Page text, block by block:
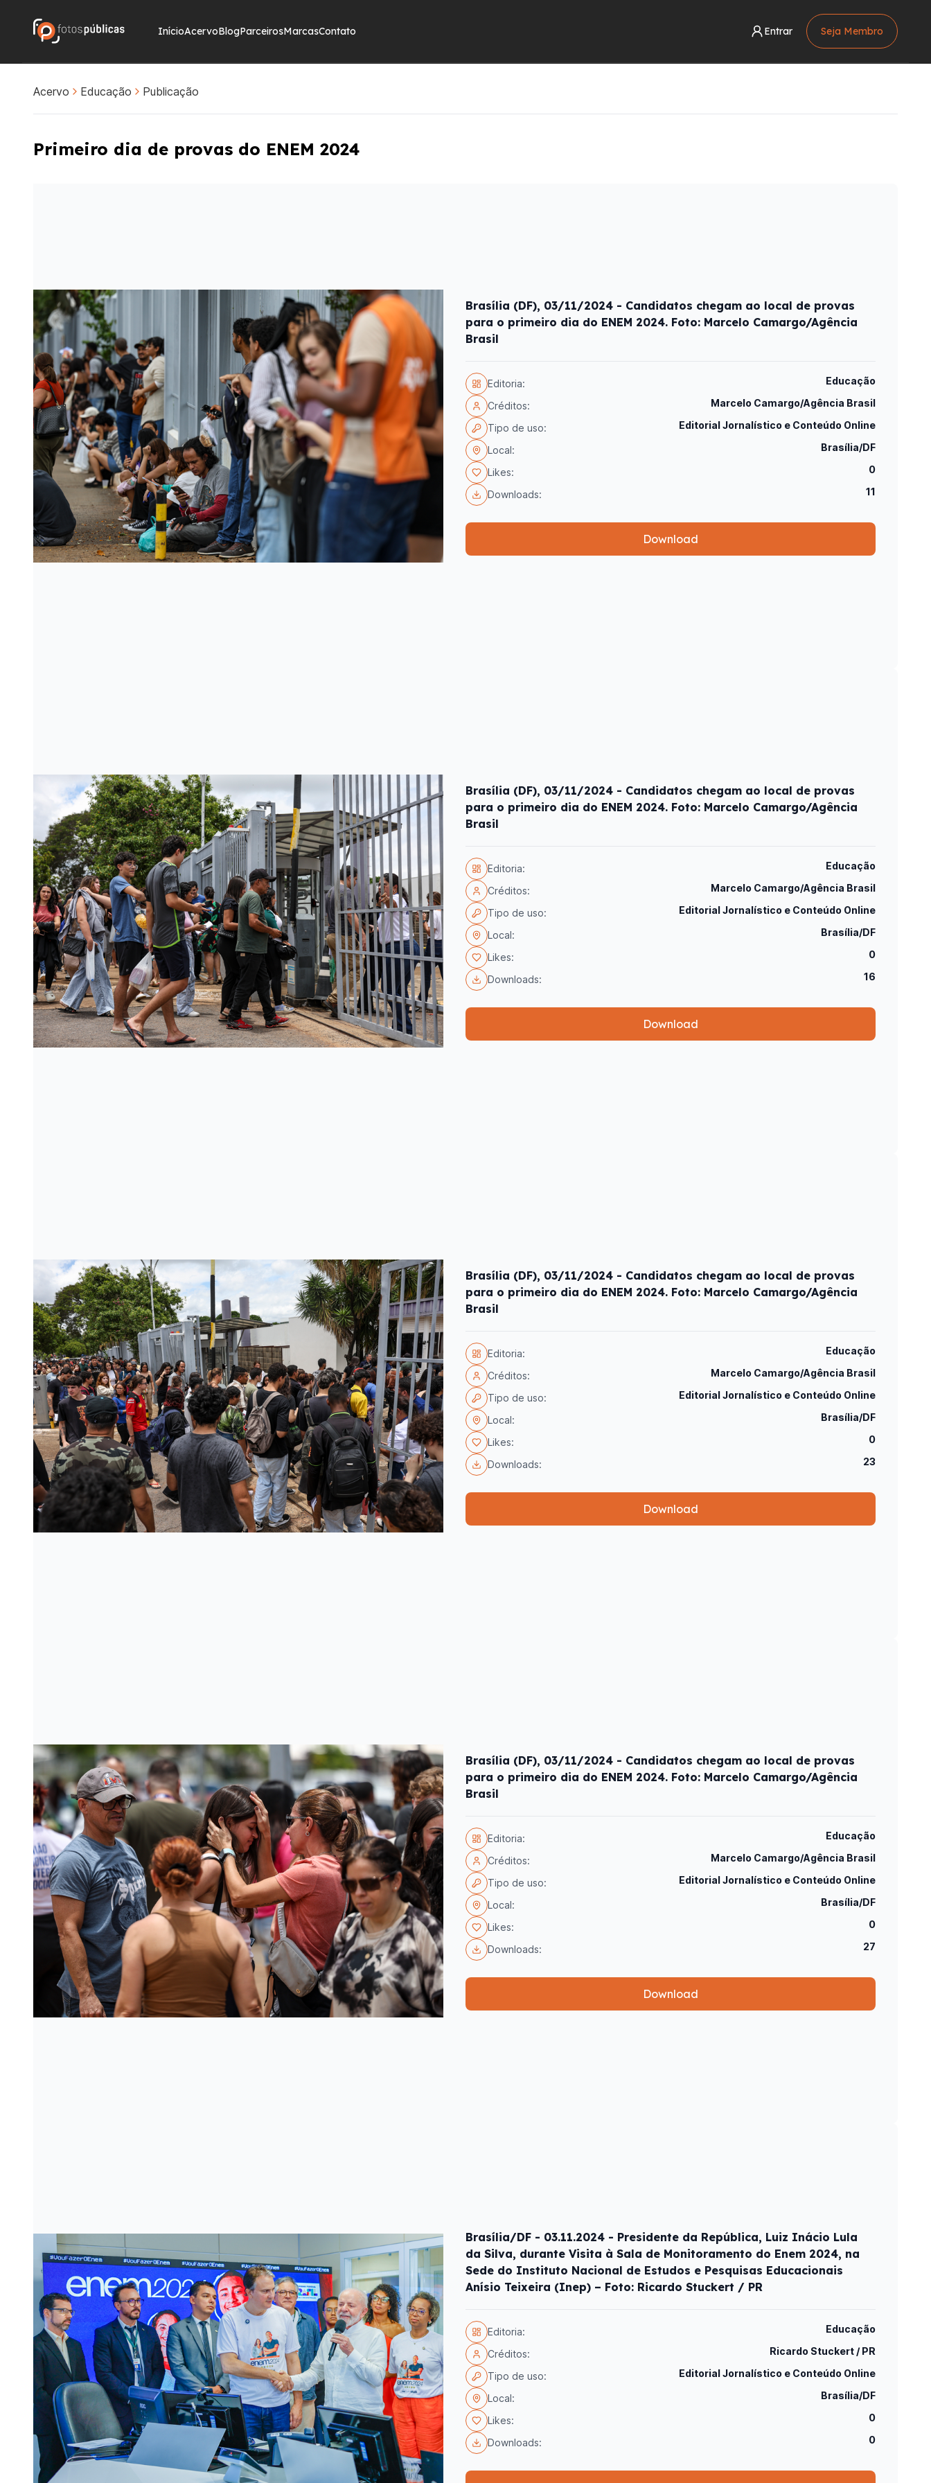
InícioAcervoBlogParceirosMarcasContato Entrar Seja Membro
Acervo Educação Publicação
Primeiro dia de provas do ENEM 2024
Brasília (DF), 03/11/2024 - Candidatos chegam ao local de provas
para o primeiro dia do ENEM 2024. Foto: Marcelo Camargo/Agência
Brasil
Editoria: Educação
Créditos: Marcelo Camargo/Agência Brasil
Tipo de uso: Editorial Jornalístico e Conteúdo Online
Local: Brasília/DF
Likes: 0
Downloads: 11
Download
Brasília (DF), 03/11/2024 - Candidatos chegam ao local de provas
para o primeiro dia do ENEM 2024. Foto: Marcelo Camargo/Agência
Brasil
Editoria: Educação
Créditos: Marcelo Camargo/Agência Brasil
Tipo de uso: Editorial Jornalístico e Conteúdo Online
Local: Brasília/DF
Likes: 0
Downloads: 16
Download
Brasília (DF), 03/11/2024 - Candidatos chegam ao local de provas
para o primeiro dia do ENEM 2024. Foto: Marcelo Camargo/Agência
Brasil
Editoria: Educação
Créditos: Marcelo Camargo/Agência Brasil
Tipo de uso: Editorial Jornalístico e Conteúdo Online
Local: Brasília/DF
Likes: 0
Downloads: 23
Download
Brasília (DF), 03/11/2024 - Candidatos chegam ao local de provas
para o primeiro dia do ENEM 2024. Foto: Marcelo Camargo/Agência
Brasil
Editoria: Educação
Créditos: Marcelo Camargo/Agência Brasil
Tipo de uso: Editorial Jornalístico e Conteúdo Online
Local: Brasília/DF
Likes: 0
Downloads: 27
Download
Brasília/DF - 03.11.2024 - Presidente da República, Luiz Inácio Lula
da Silva, durante Visita à Sala de Monitoramento do Enem 2024, na
Sede do Instituto Nacional de Estudos e Pesquisas Educacionais
Anísio Teixeira (Inep) – Foto: Ricardo Stuckert / PR
Editoria: Educação
Créditos: Ricardo Stuckert / PR
Tipo de uso: Editorial Jornalístico e Conteúdo Online
Local: Brasília/DF
Likes: 0
Downloads: 0